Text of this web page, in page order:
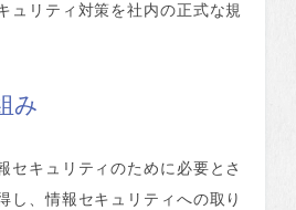
ュリティ対策を社内の正式な規
み
セキュリティのために必要とさ
し、情報セキュリティへの取り